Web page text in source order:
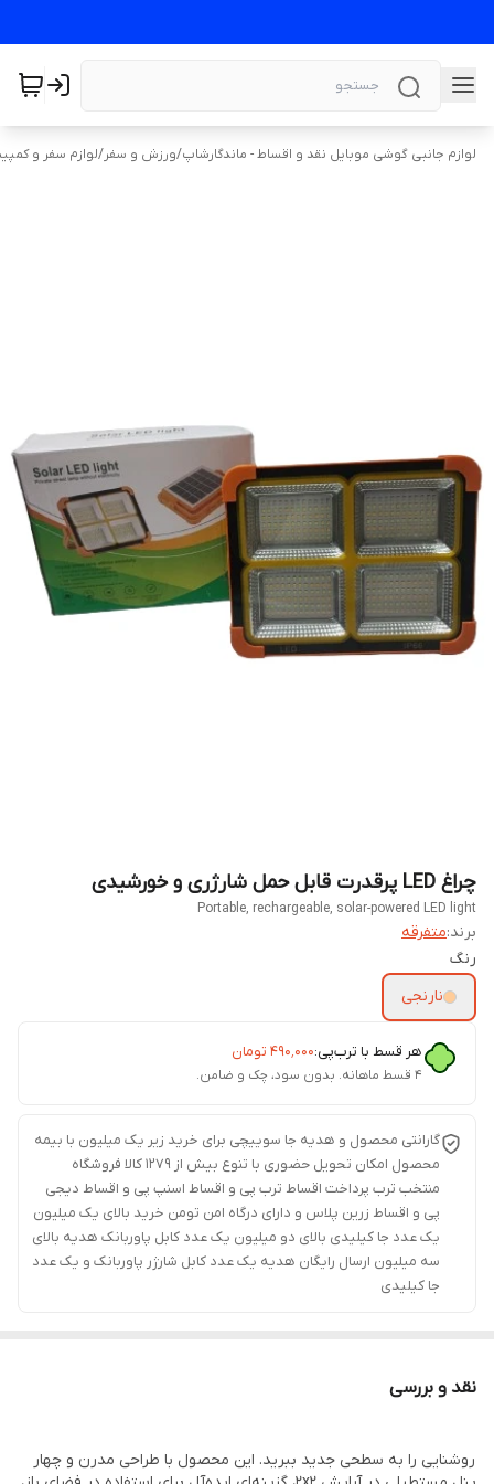
لوازم جانبی گوشی موبایل نقد و اقساط - ماندگارشاپ/ورزش و سفر/لوازم سفر و
چراغ LED پرقدرت قابل حمل شارژری و خورشیدی
Portable, rechargeable, solar-powered LED light
برند:متفرقه
رنگ
نارنجی
هر قسط با ترب‌پی:۴۹۰٬۰۰۰ تومان
۴ قسط ماهانه. بدون سود، چک و ضامن.
گارانتی محصول و هدیه جا سوییچی برای خرید زیر یک میلیون با بیمه
محصول امکان تحویل حضوری با تنوع بیش از 1279 کالا فروشگاه
منتخب ترب پرداخت اقساط ترب پی و اقساط اسنپ پی و اقساط دیجی
پی و اقساط زرین پلاس و دارای درگاه امن تومن خرید بالای یک میلیون
یک عدد جا کیلیدی بالای دو میلیون یک عدد کابل پاوربانک هدیه بالای
سه میلیون ارسال رایگان هدیه یک عدد کابل شارژر پاوربانک و یک عدد
جا کیلیدی
نقد و بررسی
روشنایی را به سطحی جدید ببرید. این محصول با طراحی مدرن و چهار